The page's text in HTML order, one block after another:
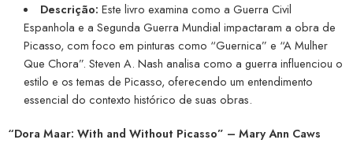
Descrição: Este livro examina como a Guerra Civil
Espanhola e a Segunda Guerra Mundial impactaram a obra de
Picasso, com foco em pinturas como “Guernica” e “A Mulher
Que Chora”. Steven A. Nash analisa como a guerra influenciou o
estilo e os temas de Picasso, oferecendo um entendimento
essencial do contexto histórico de suas obras.
“Dora Maar: With and Without Picasso” – Mary Ann Caws